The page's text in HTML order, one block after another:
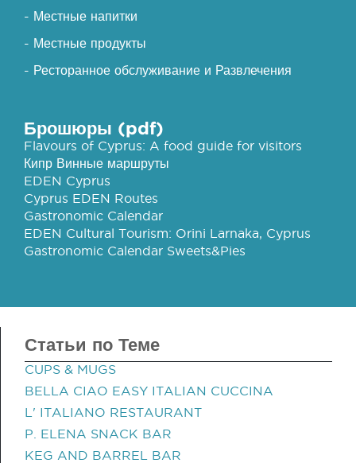
- Местные напитки
- Местные продукты
- Ресторанное обслуживание и Развлечения
Брошюры (pdf)
Flavours of Cyprus: A food guide for visitors
Кипр Винные маршруты
EDEN Cyprus
Cyprus EDEN Routes
Gastronomic Calendar
EDEN Cultural Tourism: Orini Larnaka, Cyprus
Gastronomic Calendar Sweets&Pies
Статьи по Теме
CUPS & MUGS
BELLA CIAO EASY ITALIAN CUCCINA
L' ITALIANO RESTAURANT
P. ELENA SNACK BAR
KEG AND BARREL BAR